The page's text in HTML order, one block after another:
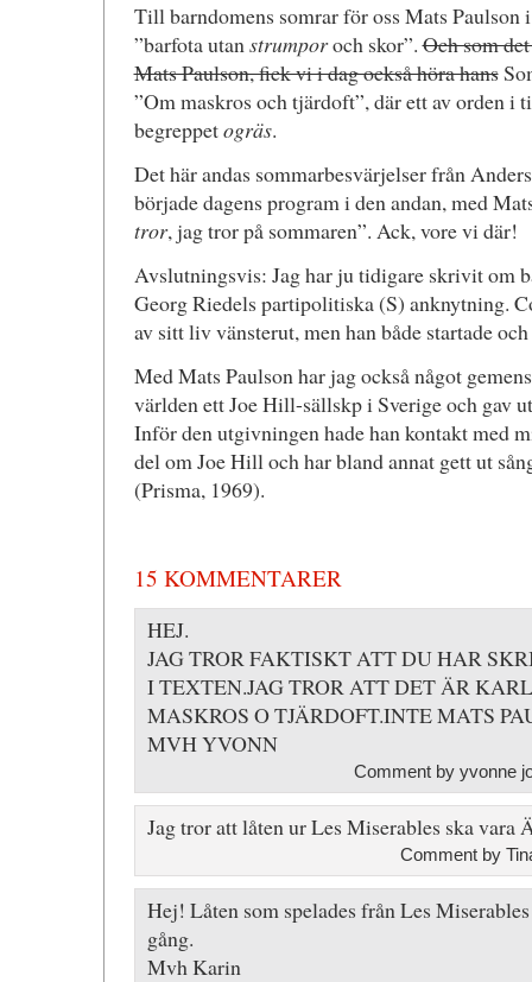
Till barndomens somrar för oss Mats Paulson
”barfota utanstrumporoch skor”.Och som
Mats Paulson, fick vi i dag också höra hans
”Om maskros och tjärdoft”, där ett av orden i
begreppetogräs.
Det här andas sommarbesvärjelser från
började dagens program i den andan, med
tror, jag tror på sommaren”. Ack, vore vi där!
Avslutningsvis: Jag har ju tidigare skrivit om
Georg Riedels partipolitiska (S) anknytning.
av sitt liv vänsterut, men han både startade
Med Mats Paulson har jag också något
världen ett Joe Hill-sällskp i Sverige och gav
Inför den utgivningen hade han kontakt med
del om Joe Hill och har bland annat gett ut
(Prisma, 1969).
15 KOMMENTARER
HEJ.
JAG TROR FAKTISKT ATT DU HAR
I TEXTEN.JAG TROR ATT DET ÄR
MASKROS O TJÄRDOFT.INTE MATS
MVH YVONN
Comment by yvonne
Jag tror att låten ur Les Miserables ska vara
Comment by
Hej! Låten som spelades från Les
gång.
Mvh Karin